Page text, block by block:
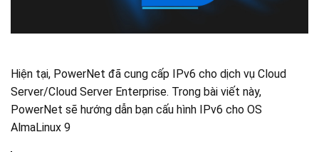
Hiện tại, PowerNet đã cung cấp IPv6 cho dịch vụ Cloud
Server/Cloud Server Enterprise. Trong bài viết này,
PowerNet sẽ hướng dẫn bạn cấu hình IPv6 cho OS
AlmaLinux 9